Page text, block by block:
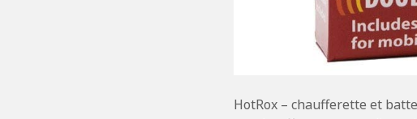
HotRox – chaufferette et